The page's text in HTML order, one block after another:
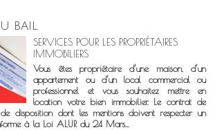
BAIL
SERVICES POUR LES PROPRIÉTAIRES
IMMOBILIERS
Vous êtes propriétaire d’une maison, d’un
appartement ou d’un local commercial ou
professionnel et vous souhaitez mettre en
location votre bien immobilier. Le contrat de
disposition dont les mentions doivent respecter un
à la Loi ALUR du 24 Mars...